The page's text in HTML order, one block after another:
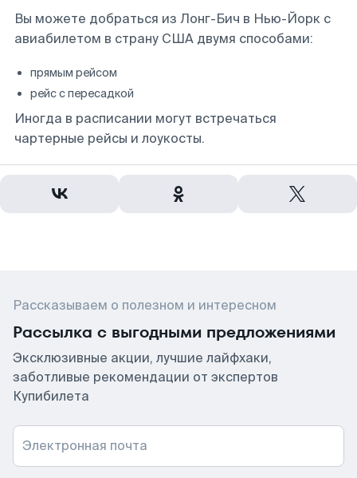
Вы можете добраться из Лонг-Бич в Нью-Йорк с
авиабилетом в страну США двумя способами:
прямым рейсом
рейс с пересадкой
Иногда в расписании могут встречаться
чартерные рейсы и лоукосты.
Рассказываем о полезном и интересном
Рассылка с выгодными предложениями
Эксклюзивные акции, лучшие лайфхаки,
заботливые рекомендации от экспертов
Купибилета
Электронная почта